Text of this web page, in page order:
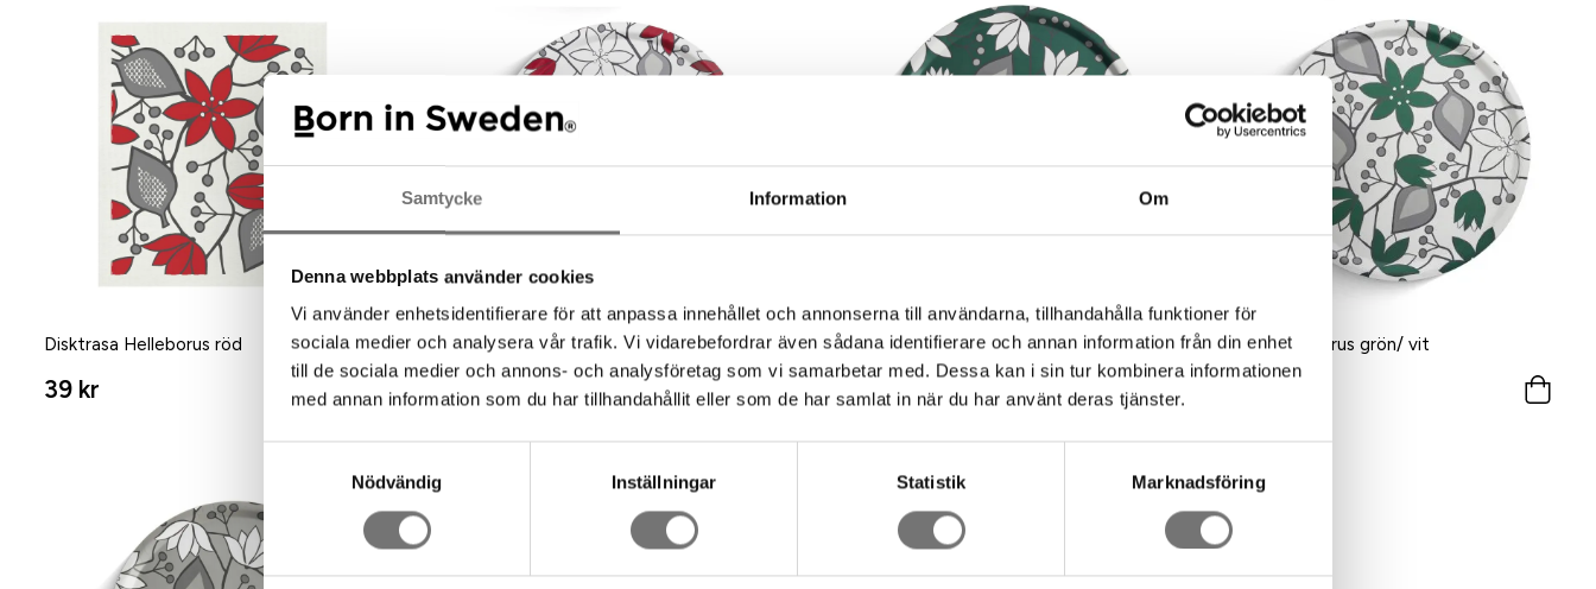
Samtycke Information Om
Denna webbplats använder cookies
Vi använder enhetsidentifierare för att anpassa innehållet och annonserna till användarna, tillhandahålla funktioner för
sociala medier och analysera vår trafik. Vi vidarebefordrar även sådana identifierare och annan information från din enhet
till de sociala medier och annons- och analysföretag som vi samarbetar med. Dessa kan i sin tur kombinera informationen
med annan information som du har tillhandahållit eller som de har samlat in när du har använt deras tjänster.
Nödvändig
Inställningar Statistik Marknadsföring
Disktrasa Helleborus röd
39 kr
Bricka Helleborus röd
699 kr
Bricka Helleborus grön
499 kr
Bricka Helleborus grön/ vit